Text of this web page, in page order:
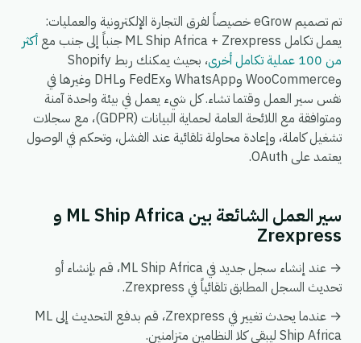
تم تصميم eGrow خصيصاً لفرق التجارة الإلكترونية والعمليات:
يعمل تكامل ML Ship Africa + Zrexpress جنباً إلى جنب مع
أكثر
من 100 عملية تكامل أخرى
، بحيث يمكنك ربط Shopify
وWooCommerce وWhatsApp وFedEx وDHL وغيرها في
نفس سير العمل وقتما تشاء. كل شيء يعمل في بيئة واحدة آمنة
ومتوافقة مع اللائحة العامة لحماية البيانات (GDPR)، مع سجلات
تشغيل كاملة، وإعادة محاولة تلقائية عند الفشل، وتحكم في الوصول
يعتمد على OAuth.
سير العمل الشائعة بين ML Ship Africa و
Zrexpress
→ عند إنشاء سجل جديد في ML Ship Africa، قم بإنشاء أو
تحديث السجل المطابق تلقائياً في Zrexpress.
→ عندما يحدث تغيير في Zrexpress، قم بدفع التحديث إلى ML
Ship Africa ليبقى كلا النظامين متزامنين.